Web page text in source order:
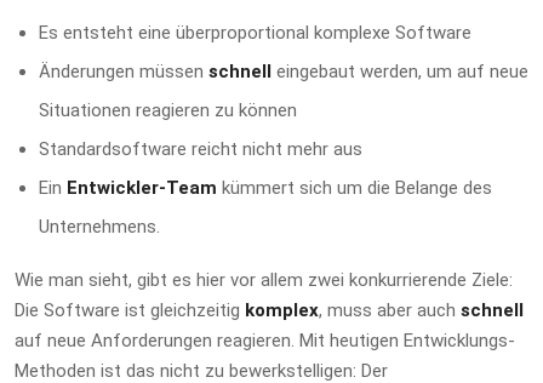
Es entsteht eine überproportional komplexe Software
Änderungen müssen schnell eingebaut werden, um auf neue
Situationen reagieren zu können
Standardsoftware reicht nicht mehr aus
Ein Entwickler-Team kümmert sich um die Belange des
Unternehmens.
Wie man sieht, gibt es hier vor allem zwei konkurrierende Ziele:
Die Software ist gleichzeitig komplex, muss aber auch schnell
auf neue Anforderungen reagieren. Mit heutigen Entwicklungs-
Methoden ist das nicht zu bewerkstelligen: Der